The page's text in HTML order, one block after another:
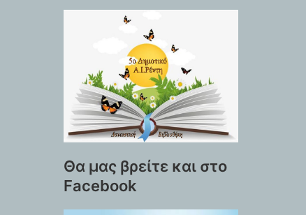
Θα μας βρείτε και στο
Facebook